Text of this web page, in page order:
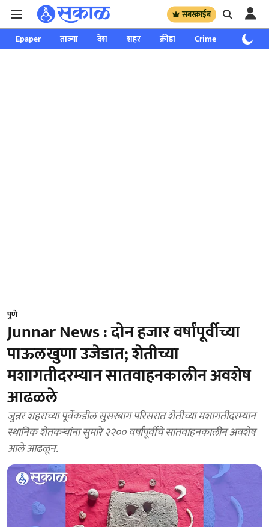
सबस्क्राईब
Epaper ताज्या देश शहर क्रीडा Crime साप्ताहिक
पुणे
Junnar News : दोन हजार वर्षांपूर्वीच्या
पाऊलखुणा उजेडात; शेतीच्या
मशागतीदरम्यान सातवाहनकालीन अवशेष
आढळले
जुन्नर शहराच्या पूर्वेकडील सुसरबाग परिसरात शेतीच्या मशागतीदरम्यान
स्थानिक शेतकऱ्यांना सुमारे २२०० वर्षांपूर्वीचे सातवाहनकालीन अवशेष
आले आढळून.